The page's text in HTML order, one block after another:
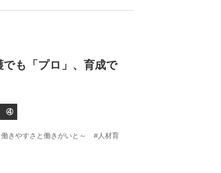
も「プロ」、育成で
④
きやすさと働きがいと～
#人材育